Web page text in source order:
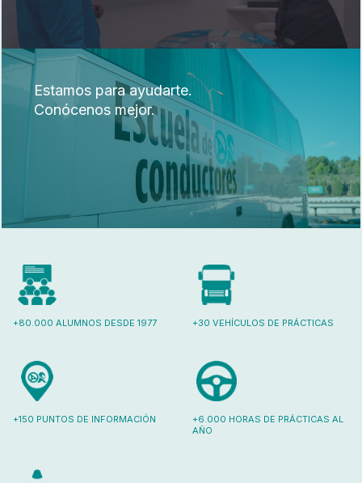
Estamos para ayudarte.
Conócenos mejor.
+80.000 ALUMNOS DESDE 1977 +30 VEHÍCULOS DE PRÁCTICAS
+150 PUNTOS DE INFORMACIÓN
+6.000 HORAS DE PRÁCTICAS AL
AÑO